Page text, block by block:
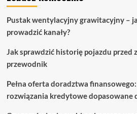
Pustak wentylacyjny grawitacyjny –
prowadzić kanały?
Jak sprawdzić historię pojazdu przed
przewodnik
Pełna oferta doradztwa
rozwiązania kredytowe dopasowane